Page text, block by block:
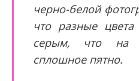
черно-белой
что разные
серым, что на
сплошное пятно.